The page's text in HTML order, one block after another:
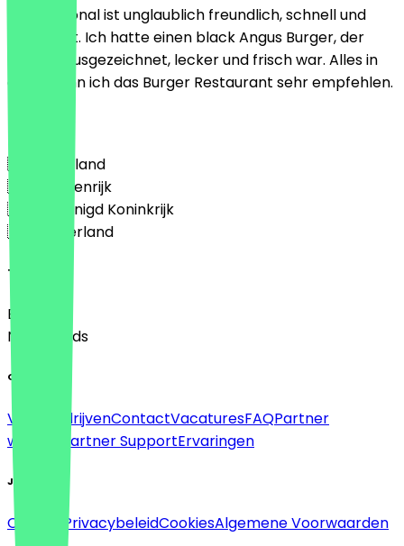
Das Personal ist unglaublich freundlich, schnell und
hilfsbereit. Ich hatte einen black Angus Burger, der
wirklich ausgezeichnet, lecker und frisch war. Alles in
allem kann ich das Burger Restaurant sehr empfehlen.
🇩🇪 Duitsland
🇦🇹 Oostenrijk
🇬🇧 Verenigd Koninkrijk
🇳🇱 Nederland
Taal
English
Nederlands
Over
Voor bedrijvenContactVacaturesFAQPartner
worden
Partner SupportErvaringen
Juridisch
Colofon PrivacybeleidCookiesAlgemene Voorwaarden